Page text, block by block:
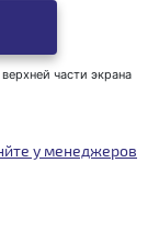
части экрана
у менеджеров